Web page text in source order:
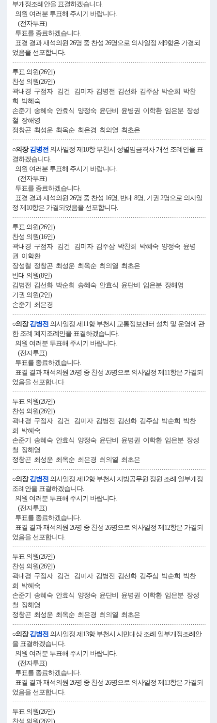
부개정조례안을 표결하겠습니다.
의원 여러분 투표해 주시기 바랍니다.
(전자투표)
투표를 종료하겠습니다.
표결 결과 재석의원 26명 중 찬성 26명으로 의사일정 제9항은 가결되
었음을 선포합니다.
····································································································
투표 의원(26인)
찬성 의원(26인)
곽내경 구점자 김건 김미자 김병전 김선화 김주삼 박순희 박찬
희 박혜숙
손준기 송혜숙 안효식 양정숙 윤단비 윤병권 이학환 임은분 장성
철 장해영
정창곤 최성운 최옥순 최은경 최의열 최초은
····································································································
○의장김병전 의사일정 제10항 부천시 성별임금격차 개선 조례안을 표
결하겠습니다.
의원 여러분 투표해 주시기 바랍니다.
(전자투표)
투표를 종료하겠습니다.
표결 결과 재석의원 26명 중 찬성 16명, 반대 8명, 기권 2명으로 의사일
정 제10항은 가결되었음을 선포합니다.
····································································································
투표 의원(26인)
찬성 의원(16인)
곽내경 구점자 김건 김미자 김주삼 박찬희 박혜숙 양정숙 윤병
권 이학환
장성철 정창곤 최성운 최옥순 최의열 최초은
반대 의원(8인)
김병전 김선화 박순희 송혜숙 안효식 윤단비 임은분 장해영
기권 의원(2인)
손준기 최은경
····································································································
○의장김병전 의사일정 제11항 부천시 교통정보센터 설치 및 운영에 관
한 조례 폐지조례안을 표결하겠습니다.
의원 여러분 투표해 주시기 바랍니다.
(전자투표)
투표를 종료하겠습니다.
표결 결과 재석의원 26명 중 찬성 26명으로 의사일정 제11항은 가결되
었음을 선포합니다.
····································································································
투표 의원(26인)
찬성 의원(26인)
곽내경 구점자 김건 김미자 김병전 김선화 김주삼 박순희 박찬
희 박혜숙
손준기 송혜숙 안효식 양정숙 윤단비 윤병권 이학환 임은분 장성
철 장해영
정창곤 최성운 최옥순 최은경 최의열 최초은
····································································································
○의장김병전 의사일정 제12항 부천시 지방공무원 정원 조례 일부개정
조례안을 표결하겠습니다.
의원 여러분 투표해 주시기 바랍니다.
(전자투표)
투표를 종료하겠습니다.
표결 결과 재석의원 26명 중 찬성 26명으로 의사일정 제12항은 가결되
었음을 선포합니다.
····································································································
투표 의원(26인)
찬성 의원(26인)
곽내경 구점자 김건 김미자 김병전 김선화 김주삼 박순희 박찬
희 박혜숙
손준기 송혜숙 안효식 양정숙 윤단비 윤병권 이학환 임은분 장성
철 장해영
정창곤 최성운 최옥순 최은경 최의열 최초은
····································································································
○의장김병전 의사일정 제13항 부천시 시민대상 조례 일부개정조례안
을 표결하겠습니다.
의원 여러분 투표해 주시기 바랍니다.
(전자투표)
투표를 종료하겠습니다.
표결 결과 재석의원 26명 중 찬성 26명으로 의사일정 제13항은 가결되
었음을 선포합니다.
····································································································
투표 의원(26인)
찬성 의원(26인)